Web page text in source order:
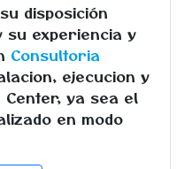
disposición
su experiencia y
Consultoria
ejecucion y
ya sea el
en modo